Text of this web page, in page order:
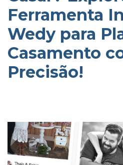
Ferramenta
Wedy para
Casamento
Precisão!